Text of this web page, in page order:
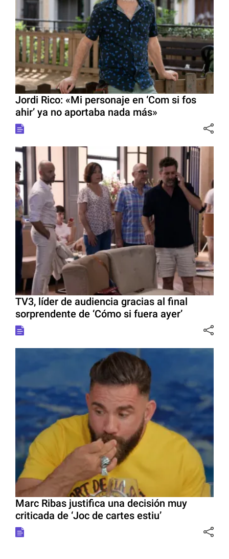
Jordi Rico: «Mi personaje en ‘Com si fos
ahir’ ya no aportaba nada más»
TV3, líder de audiencia gracias al final
sorprendente de ‘Cómo si fuera ayer’
Marc Ribas justifica una decisión muy
criticada de ‘Joc de cartes estiu’